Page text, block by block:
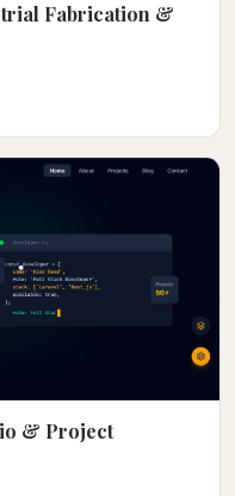
Fabrication &
& Project